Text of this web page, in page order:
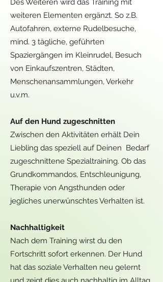
Des Weiteren wird das Training mit
weiteren Elementen ergänzt. So z.B.
Autofahren, externe Rudelbesuche,
mind. 3 tägliche, geführten
Spaziergängen im Kleinrudel, Besuch
von Einkaufszentren, Städten,
Menschenansammlungen, Verkehr
u.v.m.
Auf den Hund zugeschnitten
Zwischen den Aktivitäten erhält Dein
Liebling das speziell auf Deinen Bedarf
zugeschnittene Spezialtraining. Ob das
Grundkommandos, Entschleunigung,
Therapie von Angsthunden oder
jegliches unerwünschtes Verhalten ist.
Nachhaltigkeit
Nach dem Training wirst du den
Fortschritt sofort erkennen. Der Hund
hat das soziale Verhalten neu gelernt